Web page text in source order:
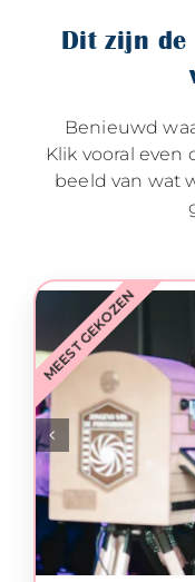
Dit zijn de
Benieuwd
Klik vooral
beeld van wat